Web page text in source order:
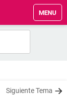
MENU
Siguiente Tema